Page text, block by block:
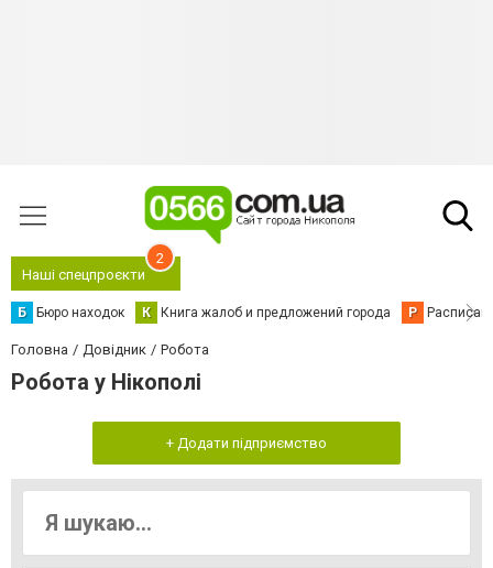
Наші спецпроєкти
2
Б Бюро находок К Книга жалоб и предложений города Р
Головна Довідник Робота
Робота у Нікополі
+ Додати підприємство